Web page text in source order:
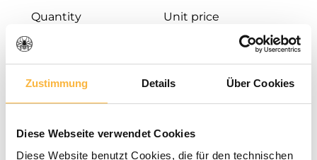
Zustimmung Details Über Cookies
Diese Webseite verwendet Cookies
Diese Website benutzt Cookies, die für den technischen
Quantity Unit price
To
To 49
To99 €1.39
To 249 €1.34